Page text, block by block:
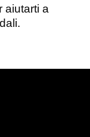
aiutarti a